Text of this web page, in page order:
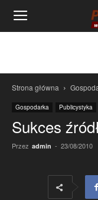
Strona główna
Gospodarka Publicystyka
Sukces
Przez admin - 23/08/2010